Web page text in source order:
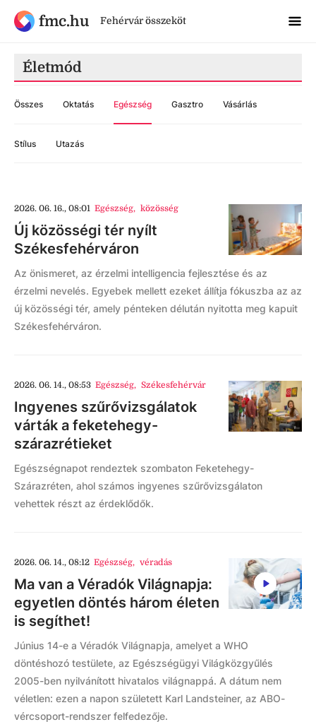
fmc.hu Fehérvár összeköt
Életmód
Összes Oktatás Egészség Gasztro Vásárlás
Stílus Utazás
2026. 06. 16., 08:01 Egészség, közösség
Új közösségi tér nyílt
Székesfehérváron
Az önismeret, az érzelmi intelligencia fejlesztése és az
érzelmi nevelés. Egyebek mellett ezeket állítja fókuszba az az
új közösségi tér, amely pénteken délután nyitotta meg kapuit
Székesfehérváron.
2026. 06. 14., 08:53 Egészség, Székesfehérvár
Ingyenes szűrővizsgálatok
várták a feketehegy-
szárazrétieket
Egészségnapot rendeztek szombaton Feketehegy-
Szárazréten, ahol számos ingyenes szűrővizsgálaton
vehettek részt az érdeklődők.
2026. 06. 14., 08:12 Egészség, véradás
Ma van a Véradók Világnapja:
egyetlen döntés három életen
is segíthet!
Június 14-e a Véradók Világnapja, amelyet a WHO
döntéshozó testülete, az Egészségügyi Világközgyűlés
2005-ben nyilvánított hivatalos világnappá. A dátum nem
véletlen: ezen a napon született Karl Landsteiner, az ABO-
vércsoport-rendszer felfedezője.